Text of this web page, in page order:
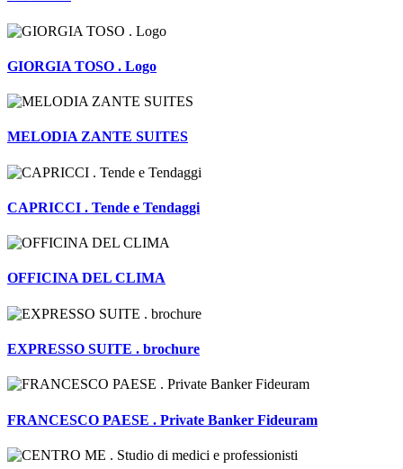
GIORGIA TOSO . Logo
MELODIA ZANTE SUITES
CAPRICCI . Tende e Tendaggi
OFFICINA DEL CLIMA
EXPRESSO SUITE . brochure
FRANCESCO PAESE . Private Banker Fideuram